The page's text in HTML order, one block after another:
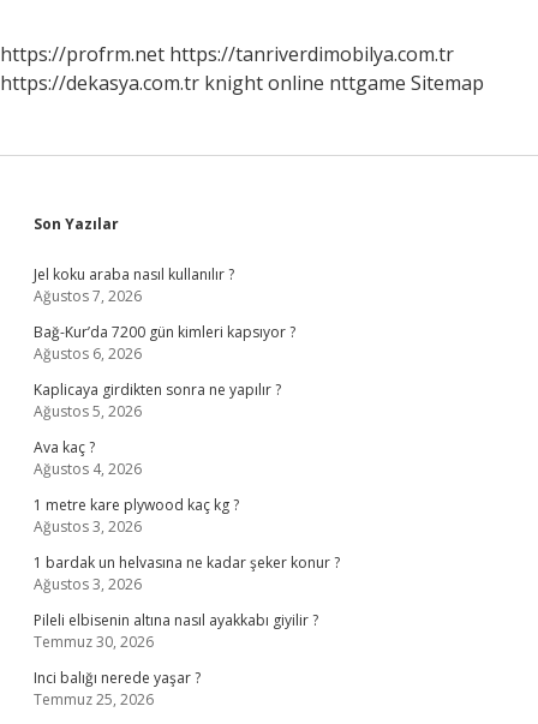
https://profrm.net https://tanriverdimobilya.com.tr
https://dekasya.com.tr knight online nttgame Sitemap
Sidebar
Son Yazılar
Jel koku araba nasıl kullanılır ?
Ağustos 7, 2026
Bağ-Kur’da 7200 gün kimleri kapsıyor ?
Ağustos 6, 2026
Kaplicaya girdikten sonra ne yapılır ?
Ağustos 5, 2026
Ava kaç ?
Ağustos 4, 2026
1 metre kare plywood kaç kg ?
Ağustos 3, 2026
1 bardak un helvasına ne kadar şeker konur ?
Ağustos 3, 2026
Pileli elbisenin altına nasıl ayakkabı giyilir ?
Temmuz 30, 2026
Inci balığı nerede yaşar ?
Temmuz 25, 2026